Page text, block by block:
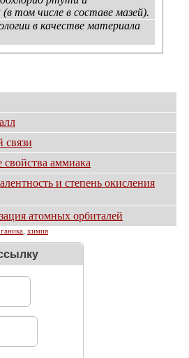
том числе в составе мазей).
в качестве материала
связи
аммиака
и степень окисления
атомных орбиталей
химия